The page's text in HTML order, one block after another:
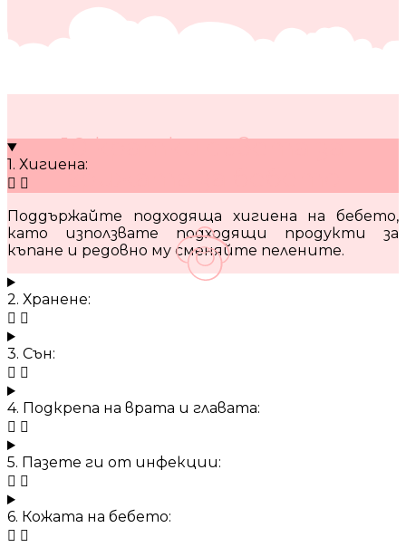
10 кратки съвета за
грижата за бебето
1. Хигиена:
Поддържайте подходяща хигиена на бебето,
като използвате подходящи продукти за
къпане и редовно му сменяйте пелените.
2. Хранене:
3. Сън:
4. Подкрепа на врата и главата:
5. Пазете ги от инфекции:
6. Кожата на бебето: